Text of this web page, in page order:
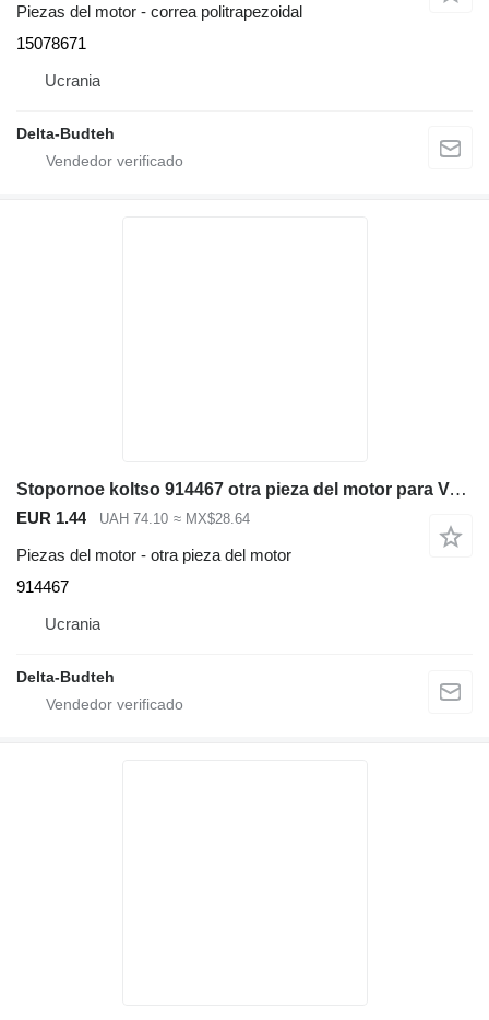
Piezas del motor - correa politrapezoidal
15078671
Ucrania
Delta-Budteh
Stopornoe koltso 914467 otra pieza del motor para Volvo EC290B LC excavadora
EUR 1.44 UAH 74.10 ≈ MX$28.64
Piezas del motor - otra pieza del motor
914467
Ucrania
Delta-Budteh